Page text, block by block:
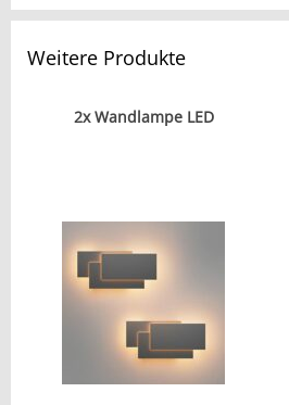
Weitere Produkte
2x Wandlampe LED